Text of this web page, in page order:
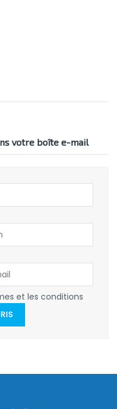
votre boîte e-mail
et les conditions